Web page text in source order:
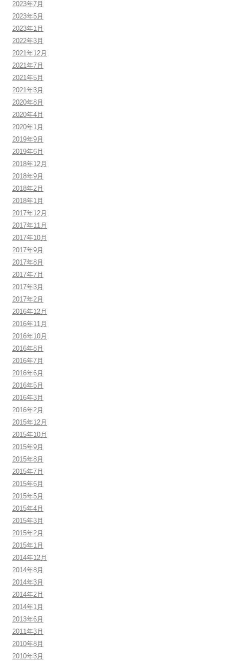
2023年7月
2023年5月
2023年1月
2022年3月
2021年12月
2021年7月
2021年5月
2021年3月
2020年8月
2020年4月
2020年1月
2019年9月
2019年6月
2018年12月
2018年9月
2018年2月
2018年1月
2017年12月
2017年11月
2017年10月
2017年9月
2017年8月
2017年7月
2017年3月
2017年2月
2016年12月
2016年11月
2016年10月
2016年8月
2016年7月
2016年6月
2016年5月
2016年3月
2016年2月
2015年12月
2015年10月
2015年9月
2015年8月
2015年7月
2015年6月
2015年5月
2015年4月
2015年3月
2015年2月
2015年1月
2014年12月
2014年8月
2014年3月
2014年2月
2014年1月
2013年6月
2011年3月
2010年8月
2010年3月